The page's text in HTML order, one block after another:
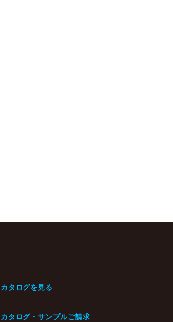
カタログを見る
カタログ・サンプルご請求